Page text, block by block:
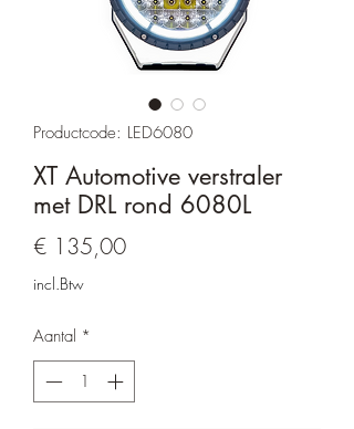
Productcode: LED6080
XT Automotive verstraler
met DRL rond 6080L
€ 135,00Prijs
incl.Btw
Aantal *